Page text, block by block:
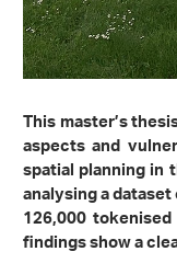
This master’s
aspects and
spatial planning in
analysing a
126,000
findings show a